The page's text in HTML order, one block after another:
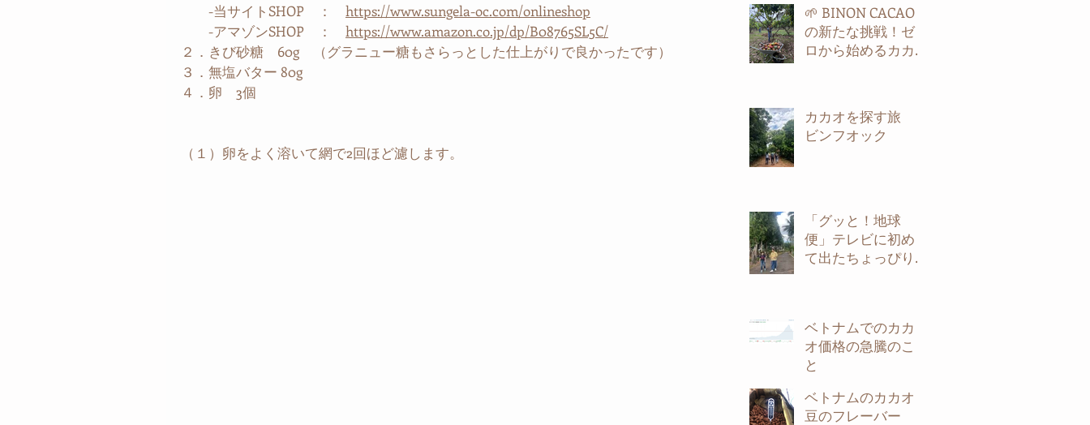
-当サイトSHOP　： https://www.sungela-oc.com/onlineshop
-アマゾンSHOP　： https://www.amazon.co.jp/dp/B08765SL5C/
２．きび砂糖　60g　（グラニュー糖もさらっとした仕上がりで良かったです）
３．無塩バター 80g
４．卵　3個
（１）卵をよく溶いて網で2回ほど濾します。
🌱 BINON CACAO
の新たな挑戦！ゼ
ロから始めるカカ
カカオを探す旅
ビンフオック
「グッと！地球
便」テレビに初め
て出たちょっぴり
ベトナムでのカカ
オ価格の急騰のこ
と
ベトナムのカカオ
豆のフレーバー